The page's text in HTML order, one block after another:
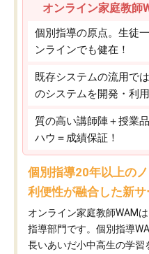
オンライン家庭教師
個別指導の原点。生徒
ンラインでも健在！
既存システムの流用で
のシステムを開発・利用
質の高い講師陣＋授業
ハウ＝成績保証！
個別指導20年以上の
利便性が融合した新サ
オンライン家庭教師WAM
指導部門です。個別指導
長いあいだ小中高生の学